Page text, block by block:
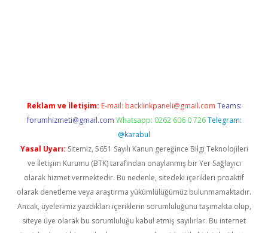
Reklam ve İletişim: E-mail: backlinkpaneli@gmail.com Teams:
forumhizmeti@gmail.com Whatsapp: 0262 606 0 726 Telegram:
@karabul
Yasal Uyarı: Sitemiz, 5651 Sayılı Kanun gereğince Bilgi Teknolojileri
ve İletişim Kurumu (BTK) tarafından onaylanmış bir Yer Sağlayıcı
olarak hizmet vermektedir. Bu nedenle, sitedeki içerikleri proaktif
olarak denetleme veya araştırma yükümlülüğümüz bulunmamaktadır.
Ancak, üyelerimiz yazdıkları içeriklerin sorumluluğunu taşımakta olup,
siteye üye olarak bu sorumluluğu kabul etmiş sayılırlar. Bu internet